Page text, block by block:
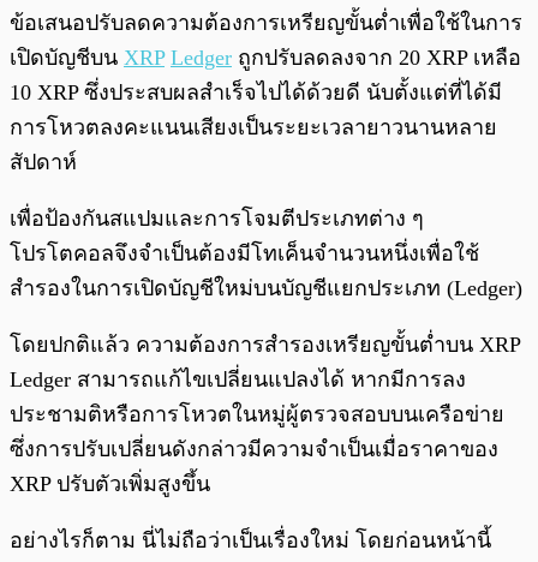
พร้อมเล่น 0:00 /0:00
ข้อเสนอปรับลดความต้องการเหรียญขั้นต่ำเพื่อใช้ในการ
เปิดบัญชีบน XRP Ledger ถูกปรับลดลงจาก 20 XRP เหลือ
10 XRP ซึ่งประสบผลสำเร็จไปได้ด้วยดี นับตั้งแต่ที่ได้มี
การโหวตลงคะแนนเสียงเป็นระยะเวลายาวนานหลาย
สัปดาห์
เพื่อป้องกันสแปมและการโจมตีประเภทต่าง ๆ
โปรโตคอลจึงจำเป็นต้องมีโทเค็นจำนวนหนึ่งเพื่อใช้
สำรองในการเปิดบัญชีใหม่บนบัญชีแยกประเภท (Ledger)
โดยปกติแล้ว ความต้องการสำรองเหรียญขั้นต่ำบน XRP
Ledger สามารถแก้ไขเปลี่ยนแปลงได้ หากมีการลง
ประชามติหรือการโหวตในหมู่ผู้ตรวจสอบบนเครือข่าย
ซึ่งการปรับเปลี่ยนดังกล่าวมีความจำเป็นเมื่อราคาของ
XRP ปรับตัวเพิ่มสูงขึ้น
อย่างไรก็ตาม นี่ไม่ถือว่าเป็นเรื่องใหม่ โดยก่อนหน้านี้